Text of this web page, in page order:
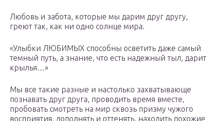
Любовь и забота, которые мы дарим друг другу,
греют так, как ни одно солнце мира.
«Улыбки ЛЮБИМЫХ способны осветить даже самый
темный путь, а знание, что есть надежный тыл, дарит
крылья…»
Мы все такие разные и настолько захватывающе
познавать друг друга, проводить время вместе,
пробовать смотреть на мир сквозь призму чужого
восприятия, дополнять и оттенять, находить похожие